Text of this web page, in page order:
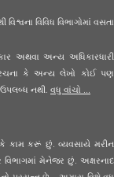
વિવિધ વિભાગોમાં વસતા
અથવા અન્ય અધિકારધારી
રચના કે અન્ય લેખો કોઈ પણ
નથી. વધુ વાંચો ...
કામ કરૂં છું. વ્યવસાયે મરીન
વિભાગમાં મેનેજર છું. અક્ષરનાદ